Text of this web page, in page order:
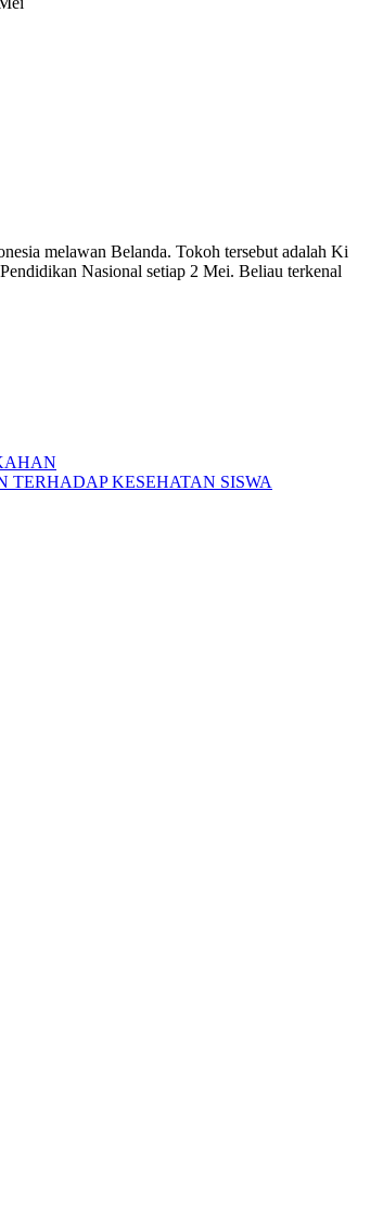
melawan Belanda. Tokoh tersebut adalah Ki
Nasional setiap 2 Mei. Beliau terkenal
TERHADAP KESEHATAN SISWA